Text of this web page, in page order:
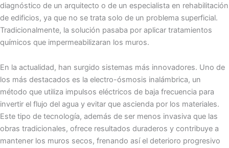
diagnóstico de un arquitecto o de un especialista en rehabilitación
de edificios, ya que no se trata solo de un problema superficial.
Tradicionalmente, la solución pasaba por aplicar tratamientos
químicos que impermeabilizaran los muros.
En la actualidad, han surgido sistemas más innovadores. Uno de
los más destacados es la electro-ósmosis inalámbrica, un
método que utiliza impulsos eléctricos de baja frecuencia para
invertir el flujo del agua y evitar que ascienda por los materiales.
Este tipo de tecnología, además de ser menos invasiva que las
obras tradicionales, ofrece resultados duraderos y contribuye a
mantener los muros secos, frenando así el deterioro progresivo